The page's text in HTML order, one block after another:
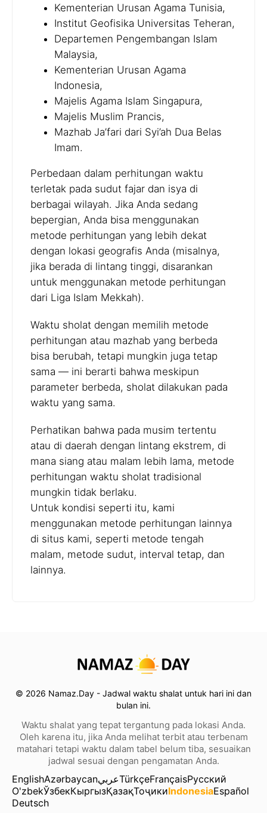
Kementerian Urusan Agama Tunisia,
Institut Geofisika Universitas Teheran,
Departemen Pengembangan Islam
Malaysia,
Kementerian Urusan Agama
Indonesia,
Majelis Agama Islam Singapura,
Majelis Muslim Prancis,
Mazhab Ja’fari dari Syi’ah Dua Belas
Imam.
Perbedaan dalam perhitungan waktu
terletak pada sudut fajar dan isya di
berbagai wilayah. Jika Anda sedang
bepergian, Anda bisa menggunakan
metode perhitungan yang lebih dekat
dengan lokasi geografis Anda (misalnya,
jika berada di lintang tinggi, disarankan
untuk menggunakan metode perhitungan
dari Liga Islam Mekkah).
Waktu sholat dengan memilih metode
perhitungan atau mazhab yang berbeda
bisa berubah, tetapi mungkin juga tetap
sama — ini berarti bahwa meskipun
parameter berbeda, sholat dilakukan pada
waktu yang sama.
Perhatikan bahwa pada musim tertentu
atau di daerah dengan lintang ekstrem, di
mana siang atau malam lebih lama, metode
perhitungan waktu sholat tradisional
mungkin tidak berlaku.
Untuk kondisi seperti itu, kami
menggunakan metode perhitungan lainnya
di situs kami, seperti metode tengah
malam, metode sudut, interval tetap, dan
lainnya.
© 2026 Namaz.Day - Jadwal waktu shalat untuk hari ini dan
bulan ini.
Waktu shalat yang tepat tergantung pada lokasi Anda.
Oleh karena itu, jika Anda melihat terbit atau terbenam
matahari tetapi waktu dalam tabel belum tiba, sesuaikan
jadwal sesuai dengan pengamatan Anda.
EnglishAzərbaycanعربيTürkçeFrançaisРусский
O'zbekЎзбекКыргызҚазақТоҷикиIndonesiaEspañol
Deutsch